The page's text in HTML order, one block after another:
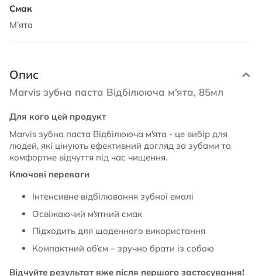
М’ята
Опис
Marvis зубна паста Відбілююча м'ята, 85мл
Для кого цей продукт
Marvis зубна паста Відбілююча м'ята - це вибір для
людей, які цінують ефективний догляд за зубами та
комфортне відчуття під час чищення.
Ключові переваги
Інтенсивне відбілювання зубної емалі
Освіжаючий м'ятний смак
Підходить для щоденного використання
Компактний об’єм – зручно брати із собою
Відчуйте результат вже після першого застосування!